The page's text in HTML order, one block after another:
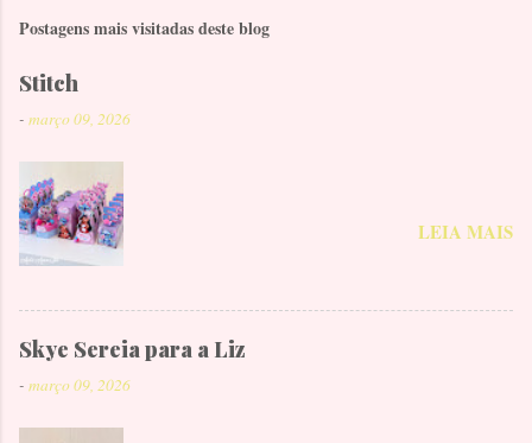
Postagens mais visitadas deste blog
Stitch
- março 09, 2026
LEIA MAIS
Skye Sereia para a Liz
- março 09, 2026